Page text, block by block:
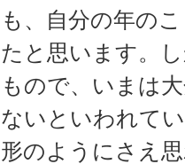
も、自分の年の
たと思います。
もので、いまは
ないといわれて
形のようにさえ